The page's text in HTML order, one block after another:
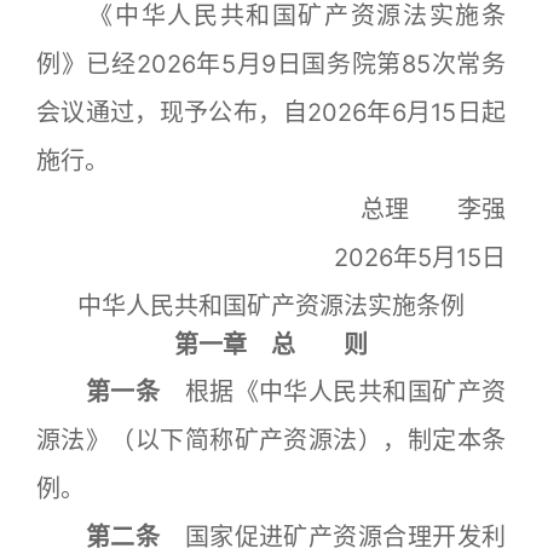
《中华人民共和国矿产资源法实施条
例》已经2026年5月9日国务院第85次常务
会议通过，现予公布，自2026年6月15日起
施行。
总理 李强
2026年5月15日
中华人民共和国矿产资源法实施条例
第一章 总 则
第一条 根据《中华人民共和国矿产资
源法》（以下简称矿产资源法），制定本条
例。
第二条 国家促进矿产资源合理开发利